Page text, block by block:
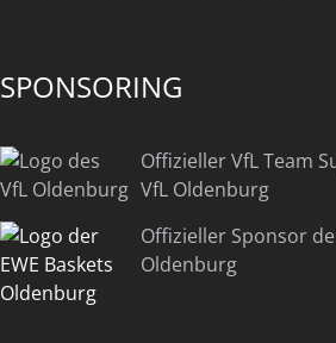
SPONSORING
Offizieller VfL Team
VfL Oldenburg
Offizieller Sponsor
Oldenburg